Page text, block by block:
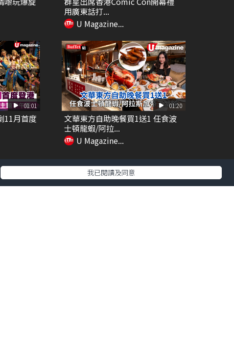
用廣東話打...
U Magazine...
01:01
11月首度
01:20
文華東方自助晚餐買1送1 任食波
士頓龍蝦/阿拉...
U Magazine...
我已閱讀及同意